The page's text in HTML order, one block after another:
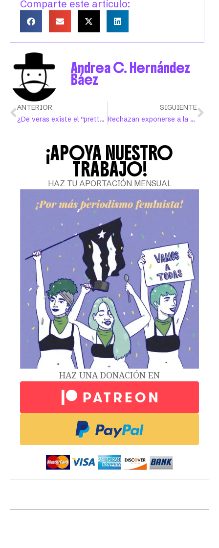
Comparte este artículo:
Andrea C. Hernández
Báez
ANTERIOR
¿De veras existe el “pretty privilege”?
SIGUIENTE
Rechazan exponerse a la violencia de senadora Rodríguez Veve en vistas sobre el derecho al aborto
¡APOYA NUESTRO
TRABAJO!
HAZ TU APORTACIÓN MENSUAL
HAZ UNA DONACIÓN EN